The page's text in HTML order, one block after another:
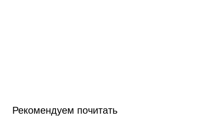
Рекомендуем почитать